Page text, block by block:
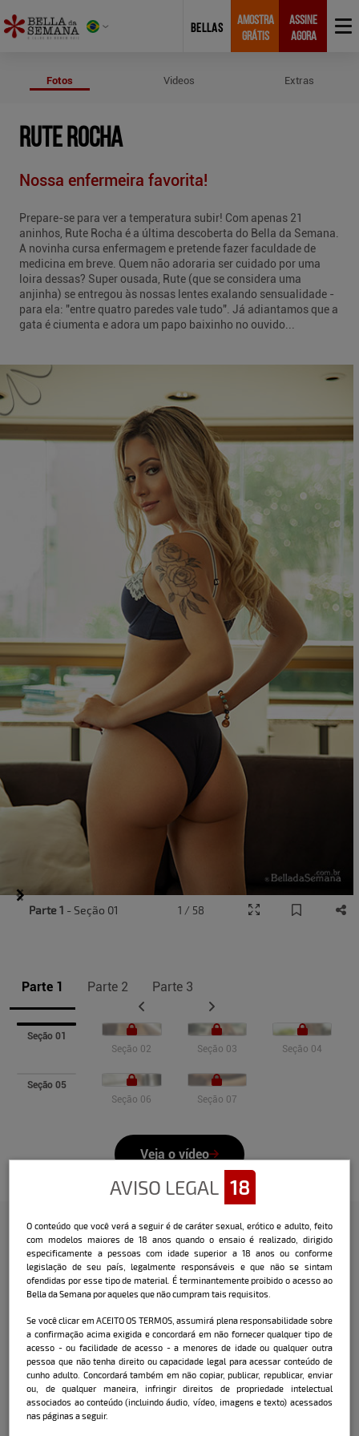
BELLAS
AMOSTRA
GRÁTIS
ASSINE
AGORA
Fotos Videos Extras
RUTE ROCHA
Nossa enfermeira favorita!
Prepare-se para ver a temperatura subir! Com apenas 21
aninhos, Rute Rocha é a última descoberta do Bella da Semana.
A novinha cursa enfermagem e pretende fazer faculdade de
medicina em breve. Quem não adoraria ser cuidado por uma
loira dessas? Super ousada, Rute (que se considera uma
anjinha) se entregou às nossas lentes exalando sensualidade -
para ela: "entre quatro paredes vale tudo". Já adiantamos que a
gata é ciumenta e adora um papo baixinho no ouvido...
Parte 1 Parte 2 Parte 3
Seção 01
Seção 02
Seção 03 Seção 04
Seção 05
Seção 06
Seção 07
Veja o vídeo
Item Parte 1 - Seção 01 1 / 58
Confira a entrevista que o Bella
fez com a modelo:
apenas 21 aninhos, Rute Rocha é a última
descoberta do Bella da Semana. A novinha cursa
enfermagem e pretende fazer faculdade de
medicina em breve. Quem não adoraria ser
cuidado por uma loira dessas? Super ousada, Rute
(que se considera uma anjinha) se entregou às
nossas lentes exalando sensualidade - para ela:
AVISO LEGAL 18
O conteúdo que você verá a seguir é de caráter sexual, erótico e adulto, feito
com modelos maiores de 18 anos quando o ensaio é realizado, dirigido
especificamente a pessoas com idade superior a 18 anos ou conforme
legislação de seu país, legalmente responsáveis e que não se sintam
ofendidas por esse tipo de material. É terminantemente proibido o acesso ao
Bella da Semana por aqueles que não cumpram tais requisitos.
Se você clicar em ACEITO OS TERMOS, assumirá plena responsabilidade sobre
a confirmação acima exigida e concordará em não fornecer qualquer tipo de
acesso - ou facilidade de acesso - a menores de idade ou qualquer outra
pessoa que não tenha direito ou capacidade legal para acessar conteúdo de
cunho adulto. Concordará também em não copiar, publicar, republicar, enviar
ou, de qualquer maneira, infringir direitos de propriedade intelectual
associados ao conteúdo (incluindo áudio, vídeo, imagens e texto) acessados
nas páginas a seguir.